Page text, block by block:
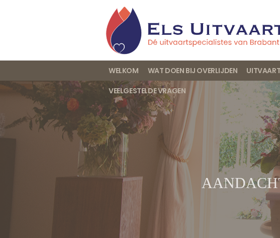
WELKOM WAT DOEN BIJ OVERLIJDEN
VEELGESTELDE VRAGEN